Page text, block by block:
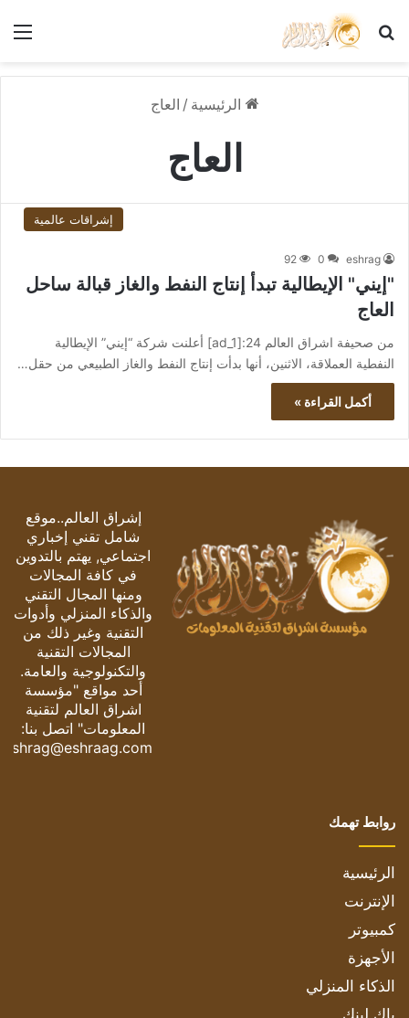
بحث عن
الرئيسية / العاج
العاج
إشراقات عالمية
eshrag
0
92
"إيني" الإيطالية تبدأ إنتاج النفط والغاز قبالة ساحل
العاج
من صحيفة اشراق العالم 24:[ad_1] أعلنت شركة “إيني” الإيطالية
النفطية العملاقة، الاثنين، أنها بدأت إنتاج النفط والغاز الطبيعي من حقل…
أكمل القراءة »
إشراق العالم..موقع
شامل تقني إخباري
اجتماعي, يهتم بالتدوين
في كافة المجالات
ومنها المجال التقني
والذكاء المنزلي وأدوات
التقنية وغير ذلك من
المجالات التقنية
والتكنولوجية والعامة.
أحد مواقع "مؤسسة
اشراق العالم لتقنية
المعلومات" اتصل بنا:
eshrag@eshraag.com
روابط تهمك
الرئيسية
الإنترنت
كمبيوتر
الأجهزة
الذكاء المنزلي
باك لينك